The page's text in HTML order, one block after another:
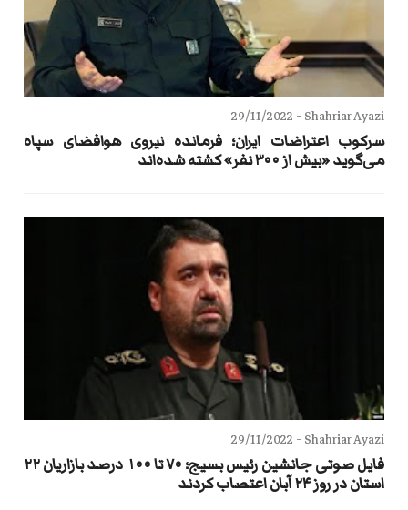
Shahriar Ayazi -
29/11/2022
سرکوب اعتراضات ایران؛ فرمانده نیروی هوافضای سپاه
می‌گوید «بیش از ۳۰۰ نفر» کشته شده‌اند
Shahriar Ayazi -
29/11/2022
فایل صوتی جانشین رئیس بسیج؛ ۷۰ تا ۱۰۰ درصد بازاریان ۲۲
استان در روز ۲۴ آبان اعتصاب کردند